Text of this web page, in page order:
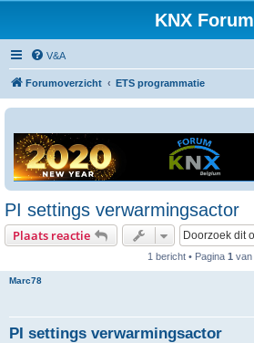
KNX Forum
V&A
Forumoverzicht ETS programmatie
PI settings verwarmingsactor
Plaats reactie
1 bericht • Pagina 1 van
Marc78
PI settings verwarmingsactor